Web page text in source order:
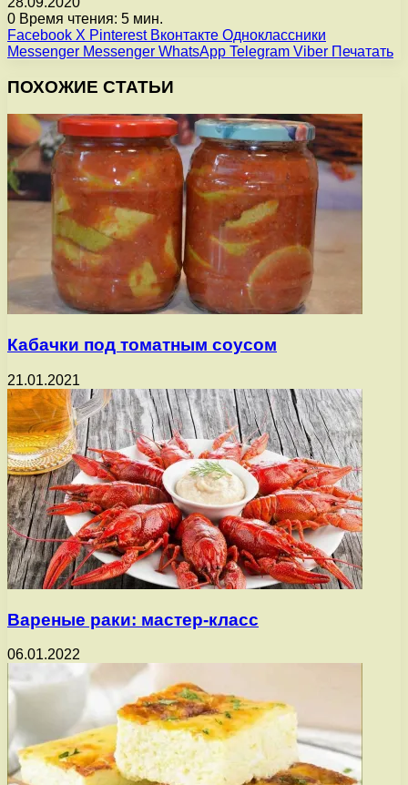
0 Время чтения: 5 мин.
Facebook X Pinterest Вконтакте Одноклассники
Messenger Messenger WhatsApp Telegram Viber Печатать
ПОХОЖИЕ СТАТЬИ
Кабачки под томатным соусом
21.01.2021
Вареные раки: мастер-класс
06.01.2022